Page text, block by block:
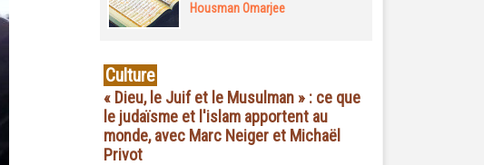
Housman Omarjee
Culture
« Dieu, le Juif et le Musulman » : ce que
le judaïsme et l'islam apportent au
monde, avec Marc Neiger et Michaël
Privot